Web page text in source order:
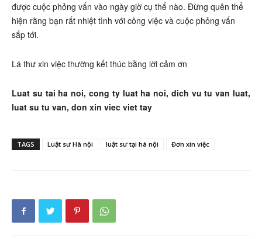
được cuộc phỏng vấn vào ngày giờ cụ thể nào. Đừng quên thể
hiện rằng bạn rất nhiệt tình với công việc và cuộc phỏng vấn
sắp tới.
Lá thư xin việc thường kết thúc bằng lời cảm ơn
Luat su tai ha noi, cong ty luat ha noi, dich vu tu van luat,
luat su tu van, don xin viec viet tay
TAGS Luật sư Hà nội luật sư tại hà nội Đơn xin việc